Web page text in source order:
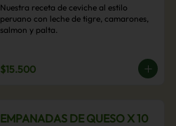
Nuestra receta de ceviche al estilo
peruano con leche de tigre, camarones,
salmon y palta.
$15.500
EMPANADAS DE QUESO X 10